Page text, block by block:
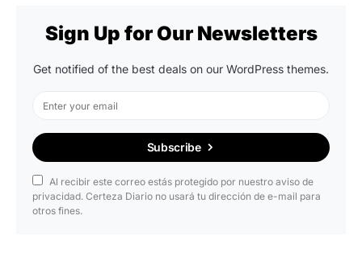
Sign Up for Our Newsletters
Get notified of the best deals on our WordPress themes.
Subscribe
Al recibir este correo estás protegido por nuestro aviso de
privacidad. Certeza Diario no usará tu dirección de e-mail para
otros fines.